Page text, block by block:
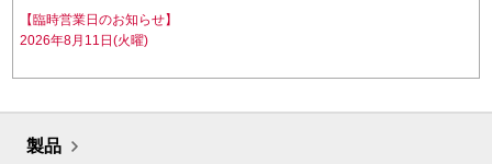
【臨時営業日のお知らせ】
2026年8月11日(火曜)
製品